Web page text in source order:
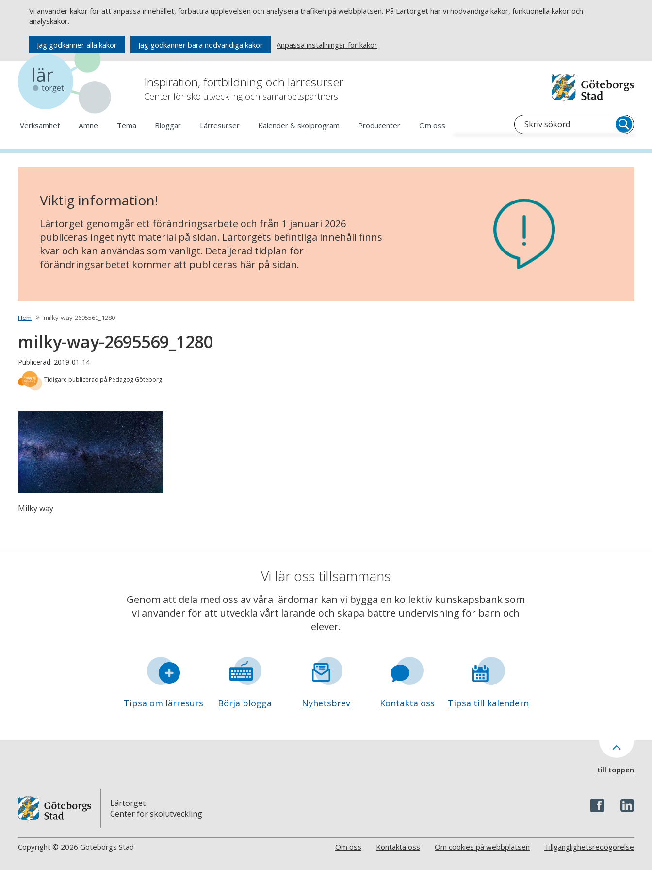
Vi använder kakor för att anpassa innehållet, förbättra upplevelsen och analysera trafiken på webbplatsen. På Lärtorget har vi nödvändiga kakor, funktionella kakor och
analyskakor.
Jag godkänner alla kakor Jag godkänner bara nödvändiga kakor Anpassa inställningar för kakor
Inspiration, fortbildning och lärresurser
Center för skolutveckling och samarbetspartners
Verksamhet Ämne Tema Bloggar Lärresurser Kalender & skolprogram Producenter Om oss
Viktig information!
Lärtorget genomgår ett förändringsarbete och från 1 januari 2026
publiceras inget nytt material på sidan. Lärtorgets befintliga innehåll finns
kvar och kan användas som vanligt. Detaljerad tidplan för
förändringsarbetet kommer att publiceras här på sidan.
Hem milky-way-2695569_1280
milky-way-2695569_1280
Publicerad: 2019-01-14
Tidigare publicerad på Pedagog Göteborg
Milky way
Vi lär oss tillsammans
Genom att dela med oss av våra lärdomar kan vi bygga en kollektiv kunskapsbank som
vi använder för att utveckla vårt lärande och skapa bättre undervisning för barn och
elever.
Tipsa om lärresurs Börja blogga Nyhetsbrev Kontakta oss Tipsa till kalendern
till toppen
Lärtorget
Center för skolutveckling
Copyright © 2026 Göteborgs Stad Om oss Kontakta oss Om cookies på webbplatsen Tillgänglighetsredogörelse